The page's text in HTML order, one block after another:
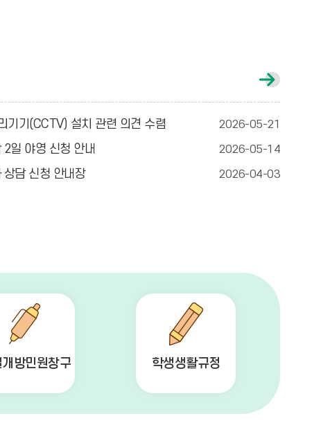
기기(CCTV) 설치 관련 의견 수렴 2026-05-21
일 야영 신청 안내 2026-05-14
담 신청 안내장 2026-04-03
가
정
통
신
문
게
시
글
방민원창구 학생생활규정